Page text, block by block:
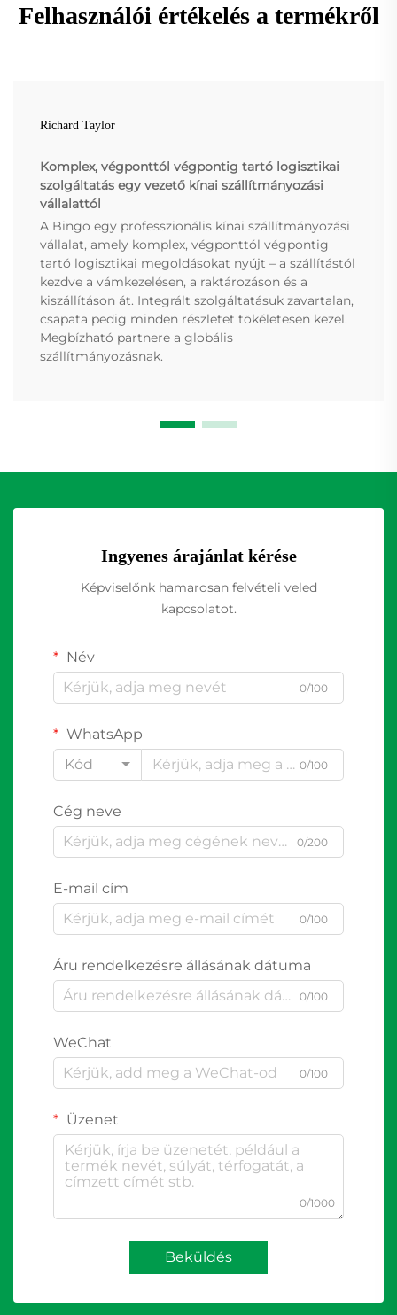
Felhasználói értékelés a termékről
Richard Taylor
Komplex, végponttól végpontig tartó logisztikai
szolgáltatás egy vezető kínai szállítmányozási
vállalattól
A Bingo egy professzionális kínai szállítmányozási
vállalat, amely komplex, végponttól végpontig
tartó logisztikai megoldásokat nyújt – a szállítástól
kezdve a vámkezelésen, a raktározáson és a
kiszállításon át. Integrált szolgáltatásuk zavartalan,
csapata pedig minden részletet tökéletesen kezel.
Megbízható partnere a globális
szállítmányozásnak.
Ingyenes árajánlat kérése
Képviselőnk hamarosan felvételi veled
kapcsolatot.
Név
0/100
WhatsApp
Kód
0/100
Cég neve
0/200
E-mail cím
0/100
Áru rendelkezésre állásának dátuma
0/100
WeChat
0/100
Üzenet
0/1000
Beküldés